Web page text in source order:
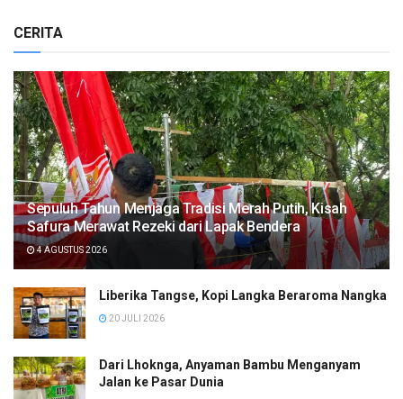
CERITA
Sepuluh Tahun Menjaga Tradisi Merah Putih, Kisah
Safura Merawat Rezeki dari Lapak Bendera
4 AGUSTUS 2026
Liberika Tangse, Kopi Langka Beraroma Nangka
20 JULI 2026
Dari Lhoknga, Anyaman Bambu Menganyam
Jalan ke Pasar Dunia